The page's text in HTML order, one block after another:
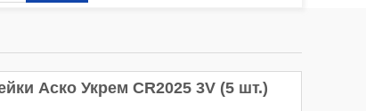
Аско Укрем СR2025 3V (5 шт.)